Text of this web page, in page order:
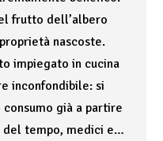
frutto dell’albero
nascoste.
impiegato in cucina
inconfondibile: si
già a partire
del tempo, medici e…